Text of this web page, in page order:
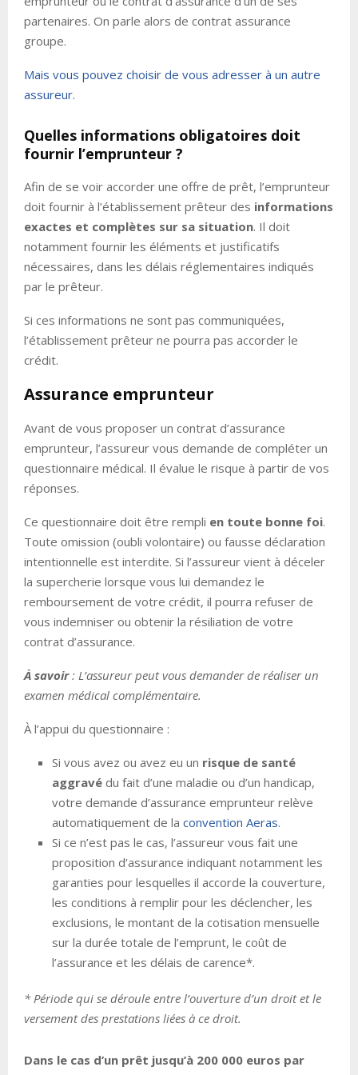
partenaires. On parle alors de contrat assurance
groupe.
Mais vous pouvez choisir de vous adresser à un autre
assureur.
Quelles informations obligatoires doit
fournir l’emprunteur ?
Afin de se voir accorder une offre de prêt, l’emprunteur
doit fournir à l’établissement prêteur des informations
exactes et complètes sur sa situation. Il doit
notamment fournir les éléments et justificatifs
nécessaires, dans les délais réglementaires indiqués
par le prêteur.
Si ces informations ne sont pas communiquées,
l’établissement prêteur ne pourra pas accorder le
crédit.
Assurance emprunteur
Avant de vous proposer un contrat d’assurance
emprunteur, l’assureur vous demande de compléter un
questionnaire médical. Il évalue le risque à partir de vos
réponses.
Ce questionnaire doit être rempli en toute bonne foi.
Toute omission (oubli volontaire) ou fausse déclaration
intentionnelle est interdite. Si l’assureur vient à déceler
la supercherie lorsque vous lui demandez le
remboursement de votre crédit, il pourra refuser de
vous indemniser ou obtenir la résiliation de votre
contrat d’assurance.
À savoir: L’assureur peut vous demander de réaliser un
examen médical complémentaire.
À l’appui du questionnaire :
Si vous avez ou avez eu un risque de santé
aggravé du fait d’une maladie ou d’un handicap,
votre demande d’assurance emprunteur relève
automatiquement de la convention Aeras.
Si ce n’est pas le cas, l’assureur vous fait une
proposition d’assurance indiquant notamment les
garanties pour lesquelles il accorde la couverture,
les conditions à remplir pour les déclencher, les
exclusions, le montant de la cotisation mensuelle
sur la durée totale de l’emprunt, le coût de
l’assurance et les délais de carence*.
* Période qui se déroule entre l’ouverture d’un droit et le
versement des prestations liées à ce droit.
Dans le cas d’un prêt jusqu’à 200 000 euros par